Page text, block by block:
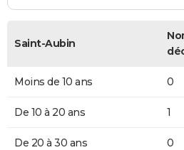
Saint-Aubin
Moins de 10 ans 0
De 10 à 20 ans 1
De 20 à 30 ans 0